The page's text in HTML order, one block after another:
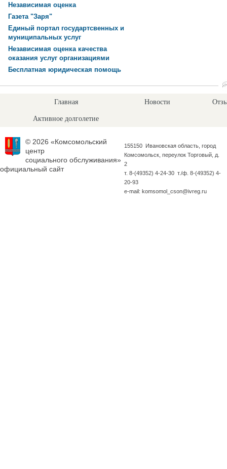
Независимая оценка
Газета "Заря"
Единый портал государтсвенных и
муниципальных услуг
Независимая оценка качества
оказания услуг организациями
Бесплатная юридическая помощь
Главная Новости
Активное долголетие
© 2026 «Комсомольский
центр
социального обслуживания»
официальный сайт
155150 Ивановская область, город
Комсомольск, переулок Торговый, д.
2
т. 8-(49352) 4-24-30 т./ф. 8-(49352) 4-
20-93
e-mail: komsomol_cson@ivreg.ru